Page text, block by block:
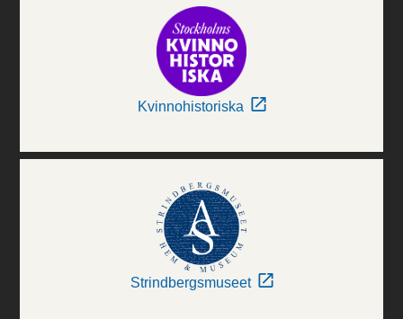
Kvinnohistoriska
Strindbergsmuseet